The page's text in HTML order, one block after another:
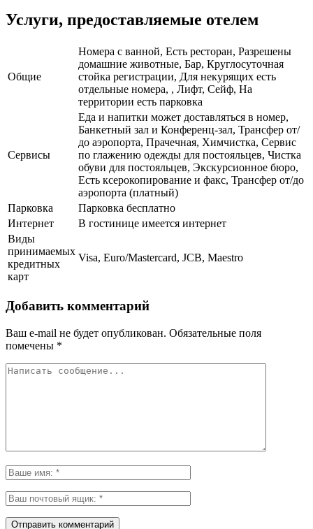
Услуги, предоставляемые отелем
Общие
Номера с ванной, Есть ресторан, Разрешены
домашние животные, Бар, Круглосуточная
стойка регистрации, Для некурящих есть
отдельные номера, , Лифт, Сейф, На
территории есть парковка
Сервисы
Еда и напитки может доставляться в номер,
Банкетный зал и Конференц-зал, Трансфер от/
до аэропорта, Прачечная, Химчистка, Сервис
по глажению одежды для постояльцев, Чистка
обуви для постояльцев, Экскурсионное бюро,
Есть ксерокопирование и факс, Трансфер от/до
аэропорта (платный)
Парковка
Парковка бесплатно
Интернет
В гостинице имеется интернет
Виды
принимаемых
кредитных
карт
Visa, Euro/Mastercard, JCB, Maestro
Добавить комментарий
Ваш e-mail не будет опубликован. Обязательные поля
помечены *